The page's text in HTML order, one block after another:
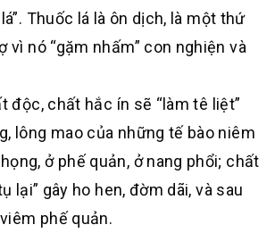
Thuốc lá là ôn dịch, là một thứ
vì nó “gặm nhấm” con nghiện và
độc, chất hắc ín sẽ “làm tê liệt”
lông mao của những tế bào niêm
ở phế quản, ở nang phổi; chất
lại” gây ho hen, đờm dãi, và sau
phế quản.